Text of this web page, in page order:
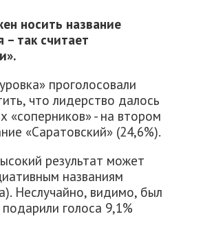
носить название
– так считает
проголосовали
что лидерство далось
«соперников» - на втором
«Саратовский» (24,6%).
результат может
названиям
Неслучайно, видимо, был
голоса 9,1%